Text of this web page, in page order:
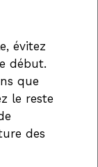
évitez
début.
que
le reste
des